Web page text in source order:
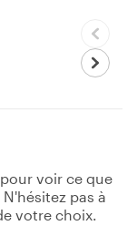
voir ce que
pas à
votre choix.